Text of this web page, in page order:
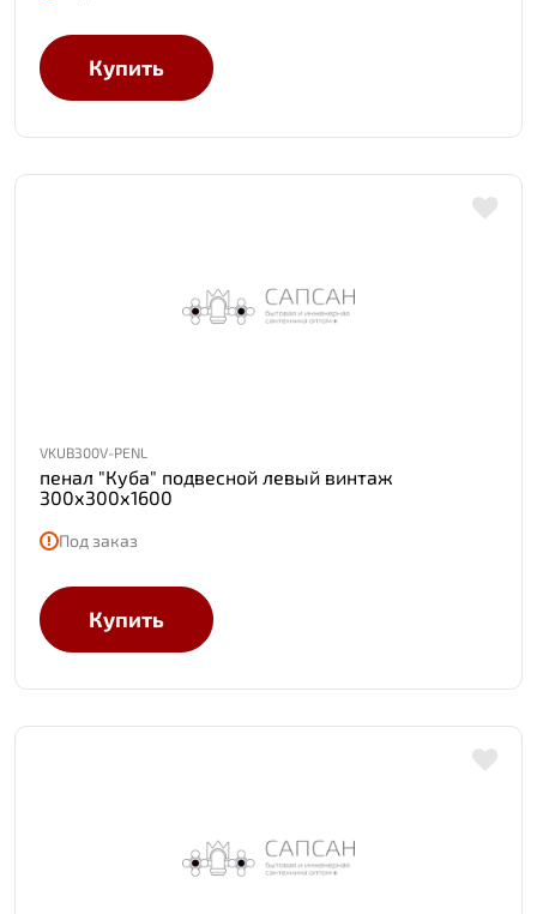
Купить
VKUB300V-PENL
пенал "Куба" подвесной левый винтаж
300х300х1600
Под заказ
Купить